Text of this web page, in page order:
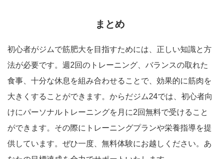
まとめ
初心者がジムで筋肥大を目指すためには、正しい知識と方
法が必要です。週2回のトレーニング、バランスの取れた
食事、十分な休息を組み合わせることで、効果的に筋肉を
大きくすることができます。からだジム24では、初心者向
けにパーソナルトレーニングを月に2回無料で受けること
ができます。その際にトレーニングプランや栄養指導を提
供しています。ぜひ一度、無料体験にお越しください。あ